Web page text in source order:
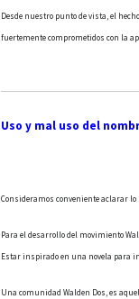
Desde nuestro punto de vista, el
fuertemente comprometidos con la
Uso y mal uso del
Consideramos conveniente aclarar lo
Para el desarrollo del movimiento
Estar inspirado en una novela para
Una comunidad Walden Dos, es